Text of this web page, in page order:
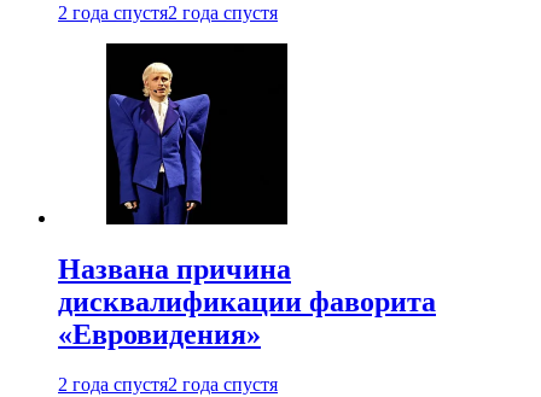
2 года спустя2 года спустя
Названа причина
дисквалификации фаворита
«Евровидения»
2 года спустя2 года спустя